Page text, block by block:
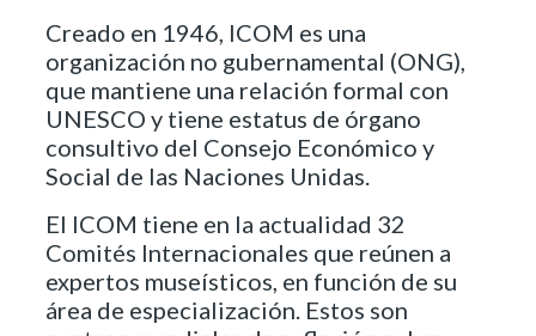
Creado en 1946, ICOM es una
organización no gubernamental (ONG),
que mantiene una relación formal con
UNESCO y tiene estatus de órgano
consultivo del Consejo Económico y
Social de las Naciones Unidas.
El ICOM tiene en la actualidad 32
Comités Internacionales que reúnen a
expertos museísticos, en función de su
área de especialización. Estos son